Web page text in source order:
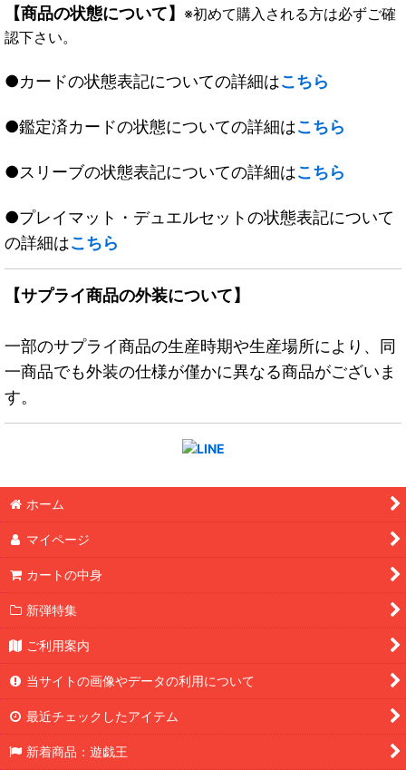
【商品の状態について】 ※初めて購入される方は必ずご確
認下さい。
●カードの状態表記についての詳細はこちら
●鑑定済カードの状態についての詳細はこちら
●スリーブの状態表記についての詳細はこちら
●プレイマット・デュエルセットの状態表記について
の詳細はこちら
【サプライ商品の外装について】
一部のサプライ商品の生産時期や生産場所により、同
一商品でも外装の仕様が僅かに異なる商品がございま
す。
ホーム
マイページ
カートの中身
新弾特集
ご利用案内
当サイトの画像やデータの利用について
最近チェックしたアイテム
新着商品：遊戯王